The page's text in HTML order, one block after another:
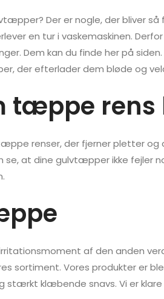
Der er nogle, der bliver
en tur i vaskemaskinen.
Dem kan du finde her på
der efterlader dem bløde og
tæppe rens
renser, der fjerner pletter
se, at dine gulvtæpper ikke
af den anden
sortiment. Vores produkter er
klæbende snavs. Vi er